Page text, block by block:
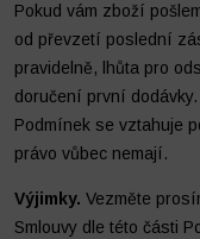
Pokud vám zboží
od převzetí poslední
pravidelně, lhůta pro
doručení první
Podmínek se vztahuje
právo vůbec nemají.
Výjimky. Vezměte
Smlouvy dle této části